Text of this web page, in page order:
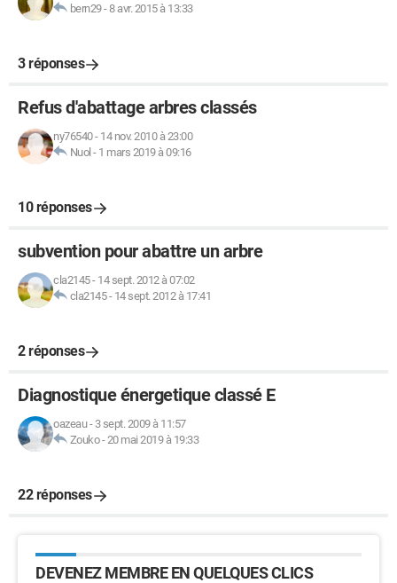
bern29-8 avr. 2015 à 13:33
3 réponses
Refus d'abattage arbres classés
ny76540- 14 nov. 2010 à 23:00
Nuol - 1 mars 2019 à 09:16
10 réponses
subvention pour abattre un arbre
cla2145- 14 sept. 2012 à 07:02
cla2145- 14 sept. 2012 à 17:41
2 réponses
Diagnostique énergetique classé E
oazeau- 3 sept. 2009 à 11:57
Zouko-20 mai 2019 à 19:33
22 réponses
DEVENEZ MEMBRE EN QUELQUES CLICS